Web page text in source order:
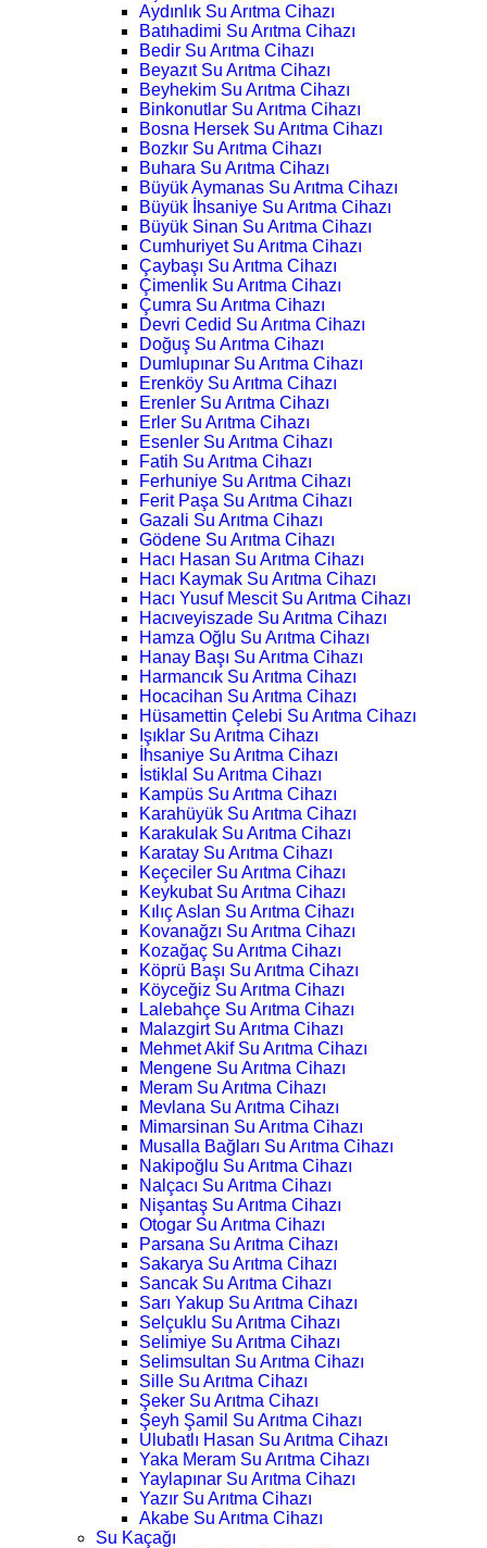
Aydınlık Su Arıtma Cihazı
Batıhadimi Su Arıtma Cihazı
Bedir Su Arıtma Cihazı
Beyazıt Su Arıtma Cihazı
Beyhekim Su Arıtma Cihazı
Binkonutlar Su Arıtma Cihazı
Bosna Hersek Su Arıtma Cihazı
Bozkır Su Arıtma Cihazı
Buhara Su Arıtma Cihazı
Büyük Aymanas Su Arıtma Cihazı
Büyük İhsaniye Su Arıtma Cihazı
Büyük Sinan Su Arıtma Cihazı
Cumhuriyet Su Arıtma Cihazı
Çaybaşı Su Arıtma Cihazı
Çimenlik Su Arıtma Cihazı
Çumra Su Arıtma Cihazı
Devri Cedid Su Arıtma Cihazı
Doğuş Su Arıtma Cihazı
Dumlupınar Su Arıtma Cihazı
Erenköy Su Arıtma Cihazı
Erenler Su Arıtma Cihazı
Erler Su Arıtma Cihazı
Esenler Su Arıtma Cihazı
Fatih Su Arıtma Cihazı
Ferhuniye Su Arıtma Cihazı
Ferit Paşa Su Arıtma Cihazı
Gazali Su Arıtma Cihazı
Gödene Su Arıtma Cihazı
Hacı Hasan Su Arıtma Cihazı
Hacı Kaymak Su Arıtma Cihazı
Hacı Yusuf Mescit Su Arıtma Cihazı
Hacıveyiszade Su Arıtma Cihazı
Hamza Oğlu Su Arıtma Cihazı
Hanay Başı Su Arıtma Cihazı
Harmancık Su Arıtma Cihazı
Hocacihan Su Arıtma Cihazı
Hüsamettin Çelebi Su Arıtma Cihazı
Işıklar Su Arıtma Cihazı
İhsaniye Su Arıtma Cihazı
İstiklal Su Arıtma Cihazı
Kampüs Su Arıtma Cihazı
Karahüyük Su Arıtma Cihazı
Karakulak Su Arıtma Cihazı
Karatay Su Arıtma Cihazı
Keçeciler Su Arıtma Cihazı
Keykubat Su Arıtma Cihazı
Kılıç Aslan Su Arıtma Cihazı
Kovanağzı Su Arıtma Cihazı
Kozağaç Su Arıtma Cihazı
Köprü Başı Su Arıtma Cihazı
Köyceğiz Su Arıtma Cihazı
Lalebahçe Su Arıtma Cihazı
Malazgirt Su Arıtma Cihazı
Mehmet Akif Su Arıtma Cihazı
Mengene Su Arıtma Cihazı
Meram Su Arıtma Cihazı
Mevlana Su Arıtma Cihazı
Mimarsinan Su Arıtma Cihazı
Musalla Bağları Su Arıtma Cihazı
Nakipoğlu Su Arıtma Cihazı
Nalçacı Su Arıtma Cihazı
Nişantaş Su Arıtma Cihazı
Otogar Su Arıtma Cihazı
Parsana Su Arıtma Cihazı
Sakarya Su Arıtma Cihazı
Sancak Su Arıtma Cihazı
Sarı Yakup Su Arıtma Cihazı
Selçuklu Su Arıtma Cihazı
Selimiye Su Arıtma Cihazı
Selimsultan Su Arıtma Cihazı
Sille Su Arıtma Cihazı
Şeker Su Arıtma Cihazı
Şeyh Şamil Su Arıtma Cihazı
Ulubatlı Hasan Su Arıtma Cihazı
Yaka Meram Su Arıtma Cihazı
Yaylapınar Su Arıtma Cihazı
Yazır Su Arıtma Cihazı
Akabe Su Arıtma Cihazı
Su Kaçağı